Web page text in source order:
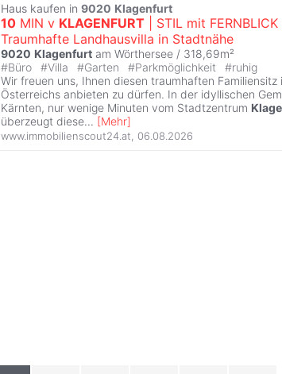
Haus kaufen in 9020 Klagenfurt
10 MIN v KLAGENFURT | STIL mit FERNBLICK
Traumhafte Landhausvilla in Stadtnähe
9020 Klagenfurt am Wörthersee / 318,69m²
#Büro #Villa #Garten #Parkmöglichkeit #ruhig
Wir freuen uns, Ihnen diesen traumhaften Familiensitz
Österreichs anbieten zu dürfen. In der idyllischen
Kärnten, nur wenige Minuten vom Stadtzentrum
überzeugt diese... [Mehr]
www.immobilienscout24.at, 06.08.2026